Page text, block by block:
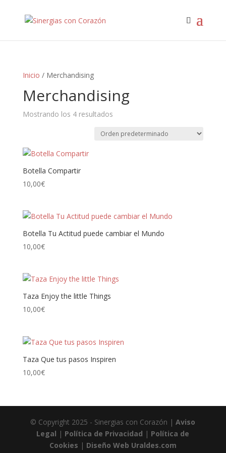
Inicio / Merchandising
Merchandising
Mostrando los 4 resultados
Botella Compartir
10,00€
Botella Tu Actitud puede cambiar el Mundo
10,00€
Taza Enjoy the little Things
10,00€
Taza Que tus pasos Inspiren
10,00€
© Copyright 2025 - Sinergias con Corazón |Aviso
Legal | Política de Privacidad | Política de
Cookies | Diseño Web Uraldes.com